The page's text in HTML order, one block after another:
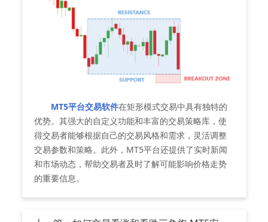
MT5平台交易软件在矩形模式交易中具有独特的
优势。其强大的自定义功能和丰富的交易策略库，使
得交易者能够根据自己的交易风格和需求，灵活调整
交易参数和策略。此外，MT5平台还提供了实时新闻
和市场动态，帮助交易者及时了解可能影响价格走势
的重要信息。